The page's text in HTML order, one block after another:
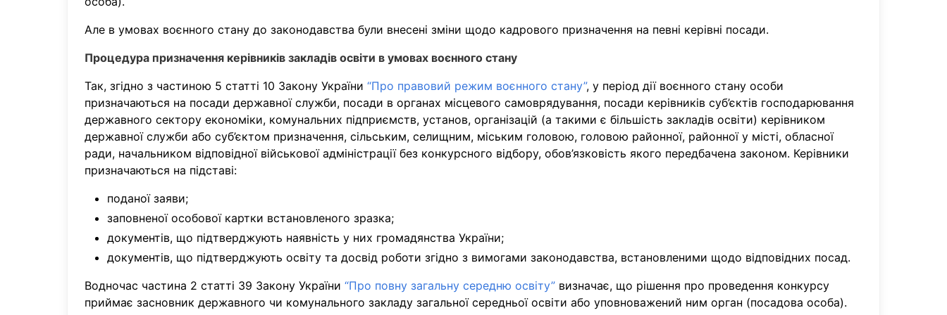
Але в умовах воєнного стану до законодавства були внесені зміни щодо кадрового призначення на певні керівні посади.
Процедура призначення керівників закладів освіти в умовах воєнного стану
Так, згідно з частиною 5 статті 10 Закону України “Про правовий режим воєнного стану”, у період дії воєнного стану особи
призначаються на посади державної служби, посади в органах місцевого самоврядування, посади керівників суб’єктів господарювання
державного сектору економіки, комунальних підприємств, установ, організацій (а такими є більшість закладів освіти) керівником
державної служби або суб’єктом призначення, сільським, селищним, міським головою, головою районної, районної у місті, обласної
ради, начальником відповідної військової адміністрації без конкурсного відбору, обов’язковість якого передбачена законом. Керівники
призначаються на підставі:
поданої заяви;
заповненої особової картки встановленого зразка;
документів, що підтверджують наявність у них громадянства України;
документів, що підтверджують освіту та досвід роботи згідно з вимогами законодавства, встановленими щодо відповідних посад.
Водночас частина 2 статті 39 Закону України “Про повну загальну середню освіту” визначає, що рішення про проведення конкурсу
приймає засновник державного чи комунального закладу загальної середньої освіти або уповноважений ним орган (посадова особа).